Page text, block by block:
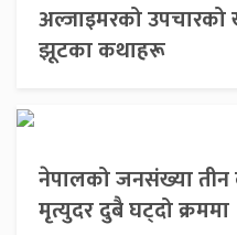
अल्जाइमरको उपचारको
झूटका कथाहरू
नेपालको जनसंख्या तीन
मृत्युदर दुबै घट्दो क्रममा